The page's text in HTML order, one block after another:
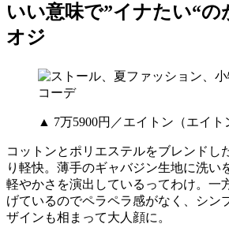
いい意味で”イナたい“の
オジ
▲ 7万5900円／エイトン（エイト
コットンとポリエステルをブレンドし
り軽快。薄手のギャバジン生地に洗い
軽やかさを演出しているってわけ。一
げているのでペラペラ感がなく、シン
ザインも相まって大人顔に。